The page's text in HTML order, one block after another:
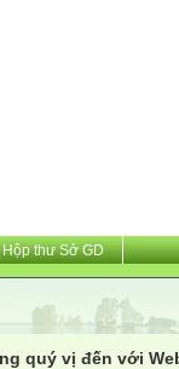
Hộp thư Sở GD
quý vị đến với